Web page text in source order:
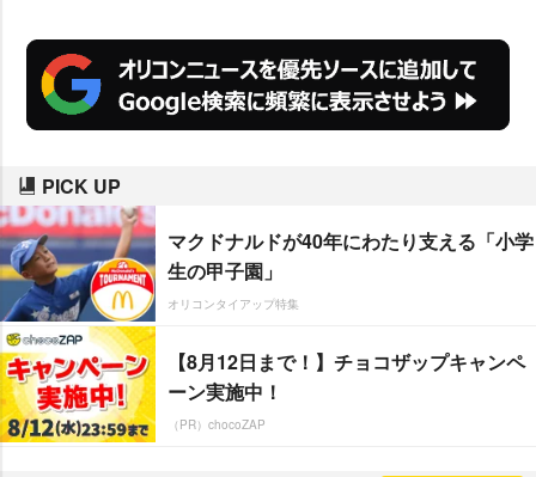
業10周年を記念したアニバーサリ
ーイベントを予定しており、新ア
トラクションで10周年を盛り上げ
PICK UP
マクドナルドが40年にわたり支える「小学
生の甲子園」
オリコンタイアップ特集
【8月12日まで！】チョコザップキャンペ
ーン実施中！
（PR）chocoZAP